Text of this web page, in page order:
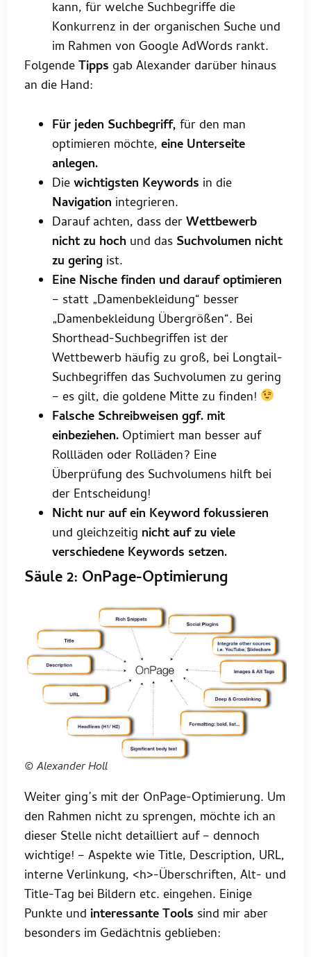
kann, für welche Suchbegriffe die
Konkurrenz in der organischen Suche und
im Rahmen von Google AdWords rankt.
FolgendeTipps gab Alexander darüber hinaus
an die Hand:
Für jeden Suchbegriff, für den man
optimieren möchte, eine Unterseite
anlegen.
Diewichtigsten Keywords in die
Navigation integrieren.
Darauf achten, dass derWettbewerb
nicht zu hoch und das Suchvolumen nicht
zu gering ist.
Eine Nische finden und darauf optimieren
– statt „Damenbekleidung“ besser
„Damenbekleidung Übergrößen“. Bei
Shorthead-Suchbegriffen ist der
Wettbewerb häufig zu groß, bei Longtail-
Suchbegriffen das Suchvolumen zu gering
– es gilt, die goldene Mitte zu finden!
Falsche Schreibweisen ggf. mit
einbeziehen. Optimiert man besser auf
Rollläden oder Rolläden? Eine
Überprüfung des Suchvolumens hilft bei
der Entscheidung!
Nicht nur auf ein Keyword fokussieren
und gleichzeitig nicht auf zu viele
verschiedene Keywords setzen.
Säule 2: OnPage-Optimierung
© Alexander Holl
Weiter ging’s mit der OnPage-Optimierung. Um
den Rahmen nicht zu sprengen, möchte ich an
dieser Stelle nicht detailliert auf – dennoch
wichtige! – Aspekte wie Title, Description, URL,
interne Verlinkung, <h>-Überschriften, Alt- und
Title-Tag bei Bildern etc. eingehen. Einige
Punkte und interessante Tools sind mir aber
besonders im Gedächtnis geblieben: